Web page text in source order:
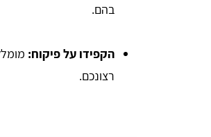
בהם.
הקפידו על פיקוח:
רצונכם.